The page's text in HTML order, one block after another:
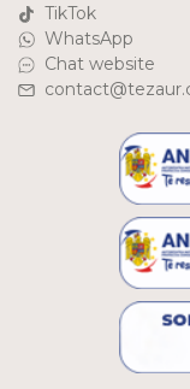
TikTok
WhatsApp
Chat website